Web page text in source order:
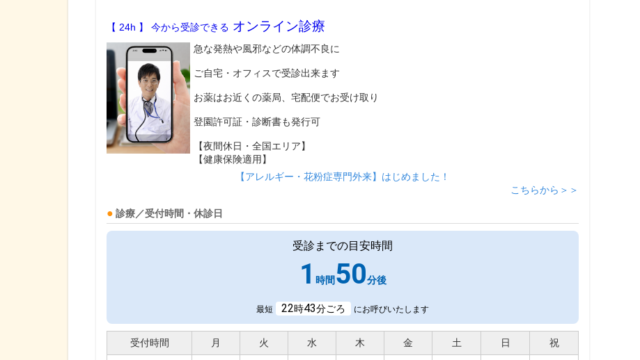
【 24h 】 今から受診できる オンライン診療
急な発熱や風邪などの体調不良に
ご自宅・オフィスで受診出来ます
お薬はお近くの薬局、宅配便でお受け取り
登園許可証・診断書も発行可
【夜間休日・全国エリア】
【健康保険適用】
【アレルギー・花粉症専門外来】はじめました！
こちらから＞＞
診療／受付時間・休診日
受診までの目安時間
1 時間50分後
最短 22時43分ごろ にお呼びいたします
受付時間 月 火 水 木 金 土 日 祝